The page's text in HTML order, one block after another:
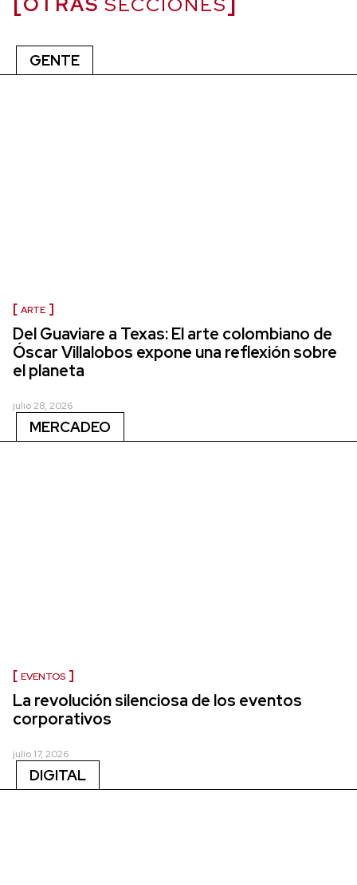
GENTE
ARTE
Del Guaviare a Texas: El arte colombiano de
Óscar Villalobos expone una reflexión sobre
el planeta
julio 28, 2026
MERCADEO
EVENTOS
La revolución silenciosa de los eventos
corporativos
julio 17, 2026
DIGITAL